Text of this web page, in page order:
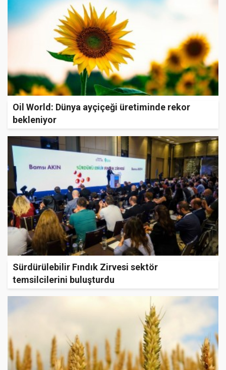
Oil World: Dünya ayçiçeği üretiminde rekor
bekleniyor
Sürdürülebilir Fındık Zirvesi sektör
temsilcilerini buluşturdu